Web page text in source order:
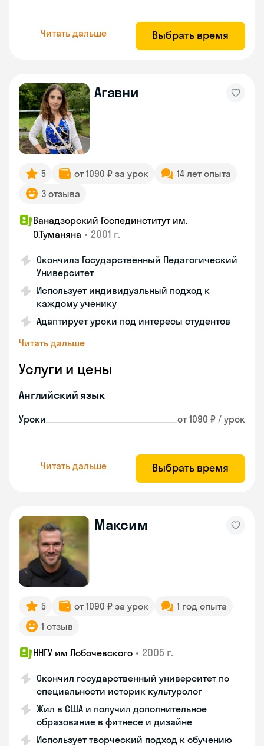
Читать дальше Выбрать время
Агавни
5 от 1090 ₽ за урок
14 лет опыта
3 отзыва
Ванадзорский Госпединститут им.
О.Туманяна • 2001 г.
Окончила Государственный Педагогический
Университет
Использует индивидуальный подход к
каждому ученику
Адаптирует уроки под интересы студентов
Читать дальше
Услуги и цены
Английский язык
Уроки от 1090 ₽ / урок
Читать дальше Выбрать время
Максим
5 от 1090 ₽ за урок
1 год опыта
1 отзыв
ННГУ им Лобочевского • 2005 г.
Окончил государственный университет по
специальности историк культуролог
Жил в США и получил дополнительное
образование в фитнесе и дизайне
Использует творческий подход к обучению